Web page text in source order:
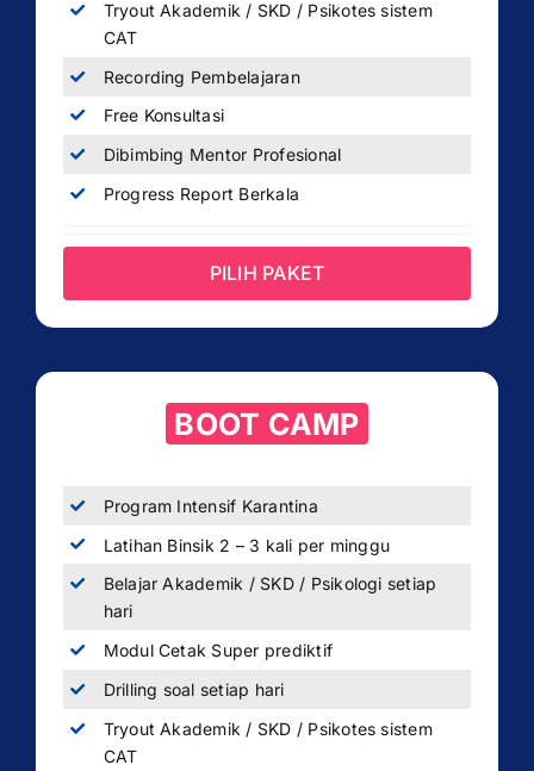
Tryout Akademik / SKD / Psikotes sistem
CAT
Recording Pembelajaran
Free Konsultasi
Dibimbing Mentor Profesional
Progress Report Berkala
PILIH PAKET
BOOT CAMP
Program Intensif Karantina
Latihan Binsik 2 – 3 kali per minggu
Belajar Akademik / SKD / Psikologi setiap
hari
Modul Cetak Super prediktif
Drilling soal setiap hari
Tryout Akademik / SKD / Psikotes sistem
CAT